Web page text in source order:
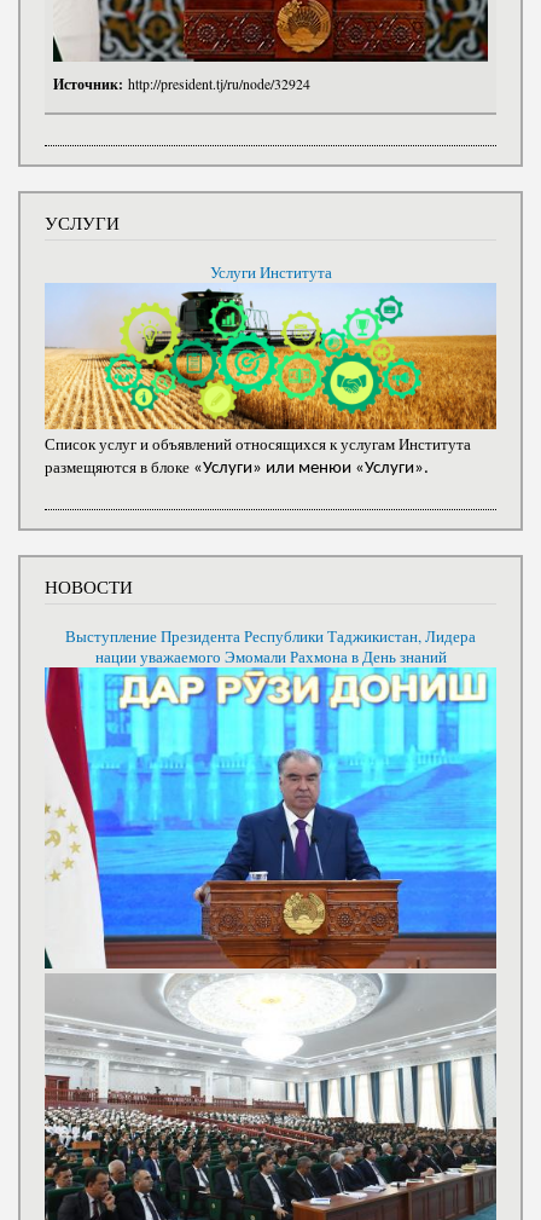
Источник: http://president.tj/ru/node/32924
УСЛУГИ
Услуги Института
Список услуг и объявлений относящихся к услугам Института
размещяются в блоке «Услуги» или менюи «Услуги».
НОВОСТИ
Выступление Президента Республики Таджикистан, Лидера
нации уважаемого Эмомали Рахмона в День знаний